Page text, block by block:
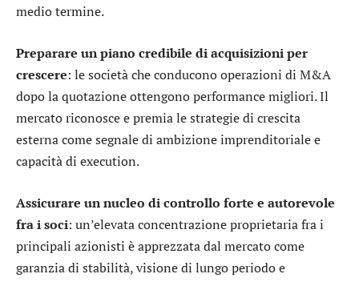
medio termine.
Preparare un piano credibile di acquisizioni per
crescere: le società che conducono operazioni di M&A
dopo la quotazione ottengono performance migliori. Il
mercato riconosce e premia le strategie di crescita
esterna come segnale di ambizione imprenditoriale e
capacità di execution.
Assicurare un nucleo di controllo forte e autorevole
fra i soci: un’elevata concentrazione proprietaria fra i
principali azionisti è apprezzata dal mercato come
garanzia di stabilità, visione di lungo periodo e